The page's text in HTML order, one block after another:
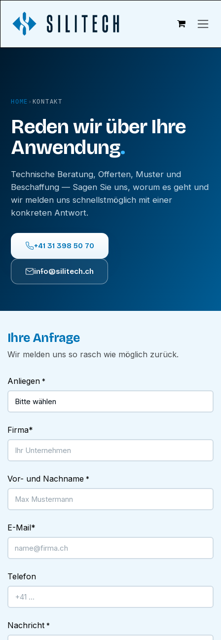
HOME › KONTAKT
Reden wir über Ihre
Anwendung.
Technische Beratung, Offerten, Muster und
Beschaffung — Sagen Sie uns, worum es geht und
wir melden uns schnellstmöglich mit einer
konkreten Antwort.
+41 31 398 50 70
info@silitech.ch
Ihre Anfrage
Wir melden uns so rasch wie möglich zurück.
Anliegen *
Firma*
Vor- und Nachname *
E-Mail*
Telefon
Nachricht *